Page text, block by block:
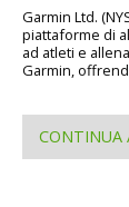
Garmin Ltd.
piattaforme di
ad atleti e
Garmin,
CONTINUA